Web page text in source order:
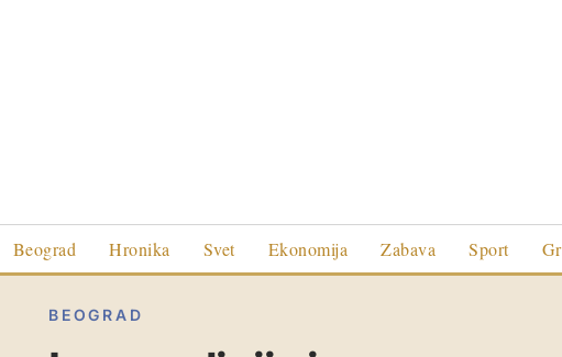
Beograd Hronika Svet Ekonomija Zabava Sport
BEOGRAD